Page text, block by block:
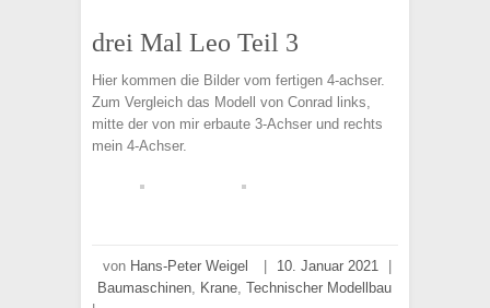
drei Mal Leo Teil 3
Hier kommen die Bilder vom fertigen 4-achser.
Zum Vergleich das Modell von Conrad links,
mitte der von mir erbaute 3-Achser und rechts
mein 4-Achser.
von Hans-Peter Weigel 10. Januar 2021
Baumaschinen, Krane, Technischer Modellbau